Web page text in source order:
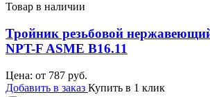
Товар в наличии
Тройник резьбовой
NPT-F ASME B16.11
Цена: от 787 руб.
Добавить в заказ Купить в 1 клик